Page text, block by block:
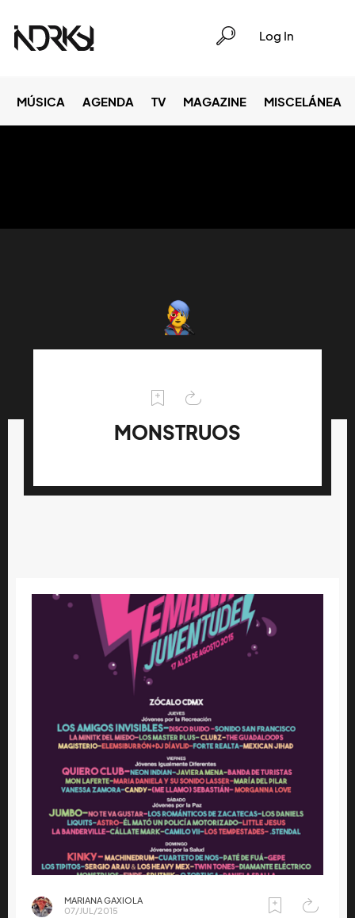
Log In
MÚSICA AGENDA TV MAGAZINE MISCELÁNEA
MONSTRUOS
MARIANA GAXIOLA
07/JUL/2015